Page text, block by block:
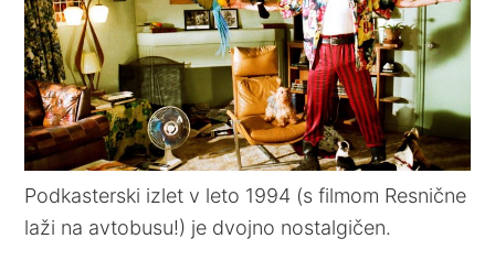
Podkasterski izlet v leto 1994 (s filmom Resnične
laži na avtobusu!) je dvojno nostalgičen.